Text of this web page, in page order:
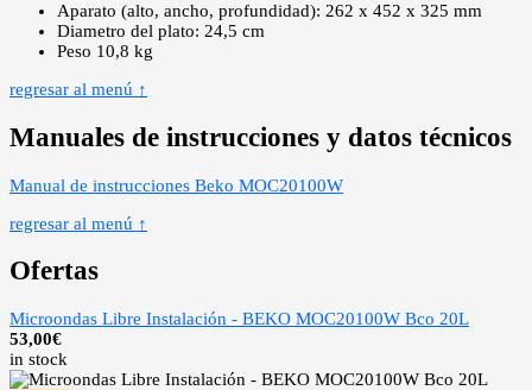
Aparato (alto, ancho, profundidad): 262 x 452 x 325 mm
Diametro del plato: 24,5 cm
Peso 10,8 kg
regresar al menú ↑
Manuales de instrucciones y datos técnicos
Manual de instrucciones Beko MOC20100W
regresar al menú ↑
Ofertas
Microondas Libre Instalación - BEKO MOC20100W Bco 20L
53,00€
in stock